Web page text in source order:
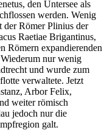
den Untersee als
werden. Wenig
der Römer Plinius der
Raetiae Brigantinus,
Römern expandierenden
nur wenig
und wurde zum
verwaltete. Jetzt
Arbor Felix,
weiter römisch
jedoch nur die
galt.